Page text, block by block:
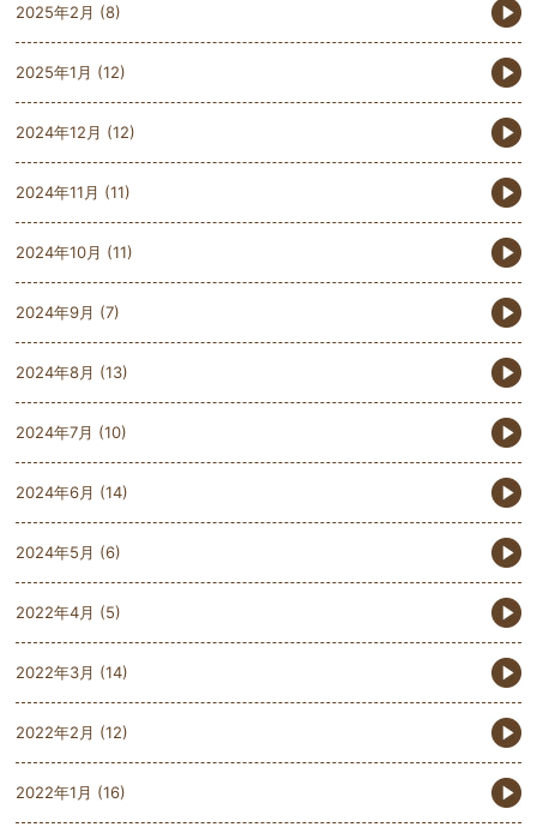
2025年2月 (8)
2025年1月 (12)
2024年12月 (12)
2024年11月 (11)
2024年10月 (11)
2024年9月 (7)
2024年8月 (13)
2024年7月 (10)
2024年6月 (14)
2024年5月 (6)
2022年4月 (5)
2022年3月 (14)
2022年2月 (12)
2022年1月 (16)